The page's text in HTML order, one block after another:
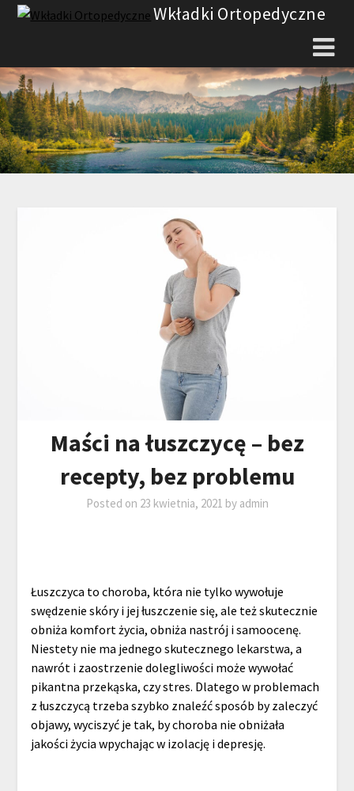
Skip
Wkładki Ortopedyczne
Maści na łuszczycę – bez
recepty, bez problemu
Posted on 23 kwietnia, 2021 by admin
Łuszczyca to choroba, która nie tylko wywołuje
swędzenie skóry i jej łuszczenie się, ale też skutecznie
obniża komfort życia, obniża nastrój i samoocenę.
Niestety nie ma jednego skutecznego lekarstwa, a
nawrót i zaostrzenie dolegliwości może wywołać
pikantna przekąska, czy stres. Dlatego w problemach
z łuszczycą trzeba szybko znaleźć sposób by zaleczyć
objawy, wyciszyć je tak, by choroba nie obniżała
jakości życia wpychając w izolację i depresję.